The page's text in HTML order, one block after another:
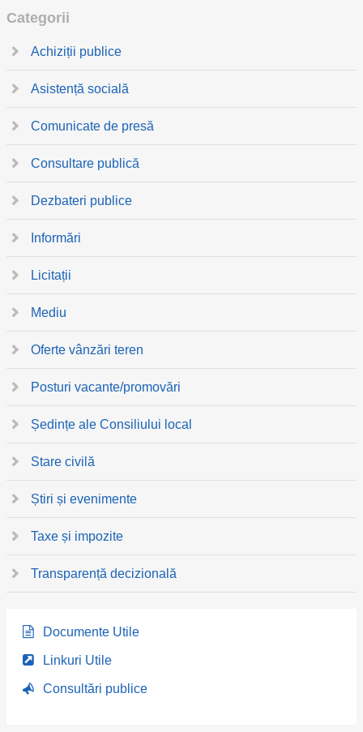
Categorii
Achiziții publice
Asistență socială
Comunicate de presă
Consultare publică
Dezbateri publice
Informări
Licitații
Mediu
Oferte vânzări teren
Posturi vacante/promovări
Ședințe ale Consiliului local
Stare civilă
Știri și evenimente
Taxe și impozite
Transparență decizională
Documente Utile
Linkuri Utile
Consultări publice